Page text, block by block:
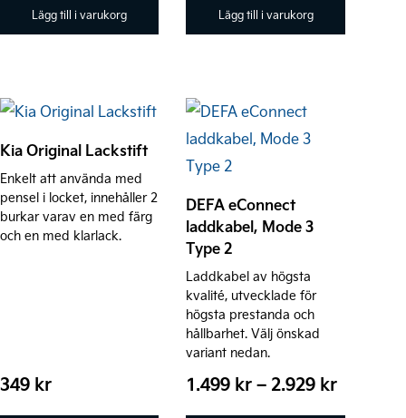
Lägg till i varukorg Lägg till i varukorg
Kia Original Lackstift
Enkelt att använda med
pensel i locket, innehåller 2
burkar varav en med färg
och en med klarlack.
349 kr
DEFA eConnect
laddkabel, Mode 3
Type 2
Laddkabel av högsta
kvalité, utvecklade för
högsta prestanda och
hållbarhet. Välj önskad
variant nedan.
1.499 kr– 2.929 kr
Den
här
produkten
flera
varianter.
De
olika
alternativen
kan
väljas